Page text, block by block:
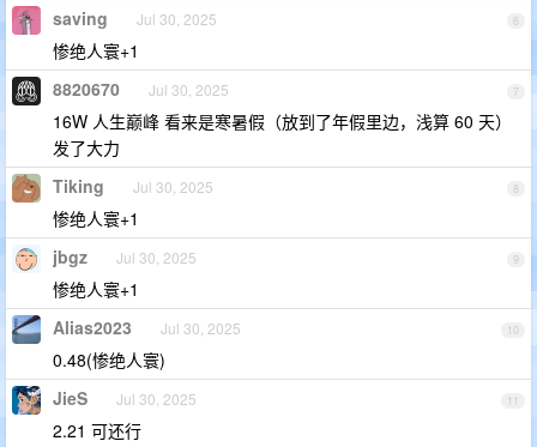
6
saving Jul 30, 2025
惨绝人寰+1
7
8820670 Jul 30, 2025
16W 人生巅峰 看来是寒暑假（放到了年假里边，浅算 60 天）
发了大力
8
Tiking Jul 30, 2025
惨绝人寰+1
9
jbgz Jul 30, 2025
惨绝人寰+1
10
Alias2023 Jul 30, 2025
0.48(惨绝人寰)
11
JieS Jul 30, 2025
2.21 可还行